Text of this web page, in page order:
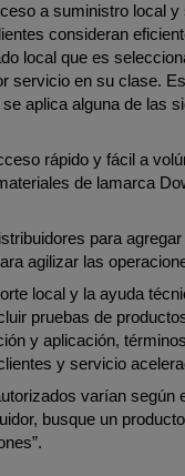
a suministro local y
consideran
local que es
servicio en su clase.
aplica alguna de las
rápido y fácil a
de lamarca
para
agilizar las
local y la ayuda
pruebas de
y aplicación,
y servicio
varían según
busque un